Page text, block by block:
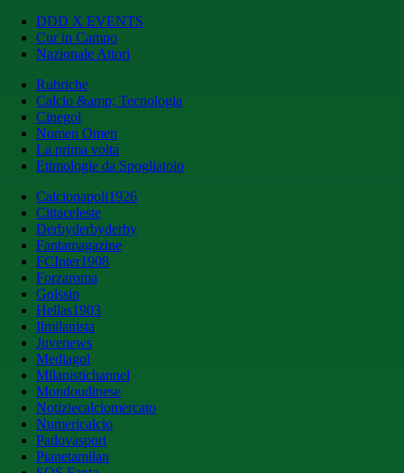
DDD X EVENTS
Cur in Campo
Nazionale Attori
Rubriche
Calcio &amp; Tecnologia
Cinegol
Nomen Omen
La prima volta
Etimologie da Spogliatoio
Calcionapoli1926
Cittaceleste
Derbyderbyderby
Fantamagazine
FCInter1908
Forzaroma
Golssip
Hellas1903
Ilmilanista
Juvenews
Mediagol
Milanistichannel
Mondoudinese
Notiziecalciomercato
Numericalcio
Padovasport
Pianetamilan